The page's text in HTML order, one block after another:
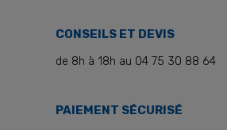
CONSEILS ET DEVIS
de 8h à 18h au 04 75 30 88 64
PAIEMENT SÉCURISÉ